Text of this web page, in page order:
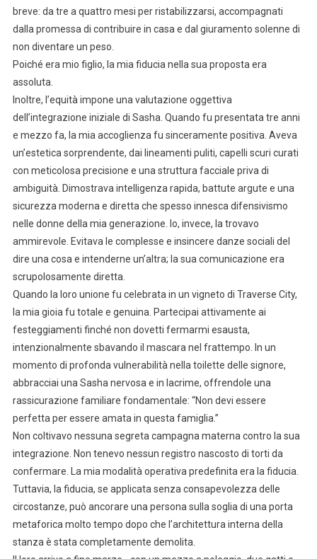
breve: da tre a quattro mesi per ristabilizzarsi, accompagnati
dalla promessa di contribuire in casa e dal giuramento solenne di
non diventare un peso.
Poiché era mio figlio, la mia fiducia nella sua proposta era
assoluta.
Inoltre, l’equità impone una valutazione oggettiva
dell’integrazione iniziale di Sasha. Quando fu presentata tre anni
e mezzo fa, la mia accoglienza fu sinceramente positiva. Aveva
un’estetica sorprendente, dai lineamenti puliti, capelli scuri curati
con meticolosa precisione e una struttura facciale priva di
ambiguità. Dimostrava intelligenza rapida, battute argute e una
sicurezza moderna e diretta che spesso innesca difensivismo
nelle donne della mia generazione. Io, invece, la trovavo
ammirevole. Evitava le complesse e insincere danze sociali del
dire una cosa e intenderne un’altra; la sua comunicazione era
scrupolosamente diretta.
Quando la loro unione fu celebrata in un vigneto di Traverse City,
la mia gioia fu totale e genuina. Partecipai attivamente ai
festeggiamenti finché non dovetti fermarmi esausta,
intenzionalmente sbavando il mascara nel frattempo. In un
momento di profonda vulnerabilità nella toilette delle signore,
abbracciai una Sasha nervosa e in lacrime, offrendole una
rassicurazione familiare fondamentale: “Non devi essere
perfetta per essere amata in questa famiglia.”
Non coltivavo nessuna segreta campagna materna contro la sua
integrazione. Non tenevo nessun registro nascosto di torti da
confermare. La mia modalità operativa predefinita era la fiducia.
Tuttavia, la fiducia, se applicata senza consapevolezza delle
circostanze, può ancorare una persona sulla soglia di una porta
metaforica molto tempo dopo che l’architettura interna della
stanza è stata completamente demolita.